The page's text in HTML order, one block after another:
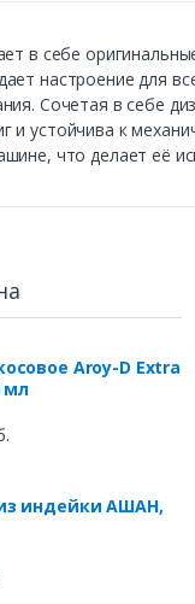
в себе
настроение для
Сочетая в себе
устойчива к
что делает её
Aroy-D Extra
мл
индейки АШАН,